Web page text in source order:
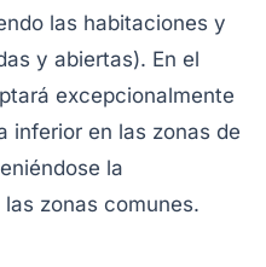
las habitaciones y
y abiertas). En el
excepcionalmente
inferior en las zonas de
la
zonas comunes.